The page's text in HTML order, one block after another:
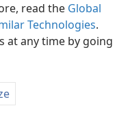
read the Global
Technologies.
at any time by going